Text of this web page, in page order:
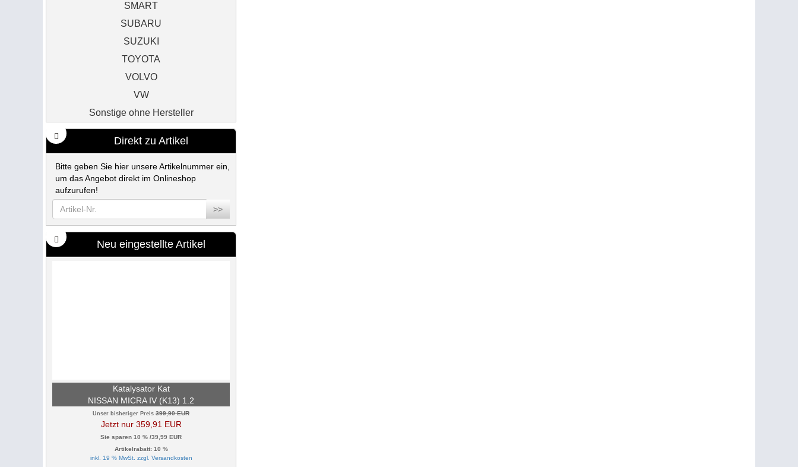
SMART
SUBARU
SUZUKI
TOYOTA
VOLVO
VW
Sonstige ohne Hersteller
Direkt zu Artikel
Bitte geben Sie hier unsere Artikelnummer ein,
um das Angebot direkt im Onlineshop
aufzurufen!
>>
Neu eingestellte Artikel
Katalysator Kat
NISSAN MICRA IV (K13) 1.2
Unser bisheriger Preis399,90 EUR
Jetzt nur 359,91 EUR
Sie sparen 10 % /39,99 EUR
Artikelrabatt: 10 %
inkl. 19 % MwSt. zzgl. Versandkosten